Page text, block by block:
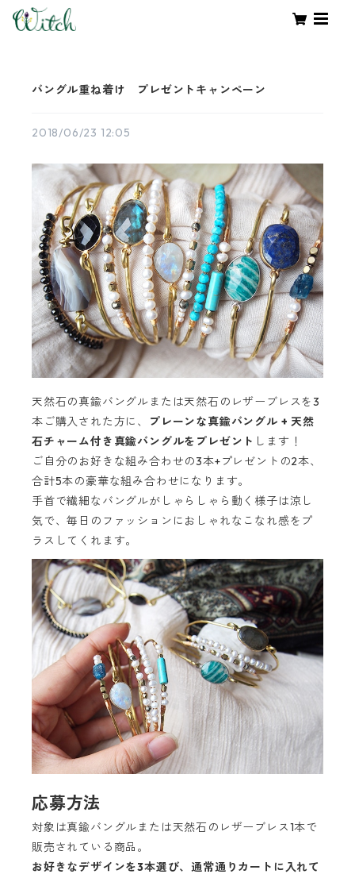
バングル重ね着け プレゼントキャンペーン
2018/06/23 12:05
天然石の真鍮バングルまたは天然石のレザーブレスを3
本ご購入された方に、
プレーンな真鍮バングル + 天然
石チャーム付き真鍮バングルをプレゼント します！
ご自分のお好きな組み合わせの3本+プレゼントの2本、
合計5本の豪華な組み合わせになります。
手首で繊細なバングルがしゃらしゃら動く様子は涼し
気で、毎日のファッションにおしゃれなこなれ感をプ
ラスしてくれます。
応募方法
対象は真鍮バングルまたは天然石のレザーブレス1本で
販売されている商品。
お好きなデザインを3本選び、通常通りカートに入れて